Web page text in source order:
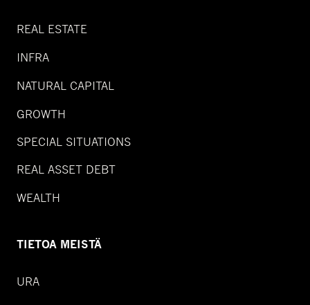
REAL ESTATE
INFRA
NATURAL CAPITAL
GROWTH
SPECIAL SITUATIONS
REAL ASSET DEBT
WEALTH
TIETOA MEISTÄ
URA